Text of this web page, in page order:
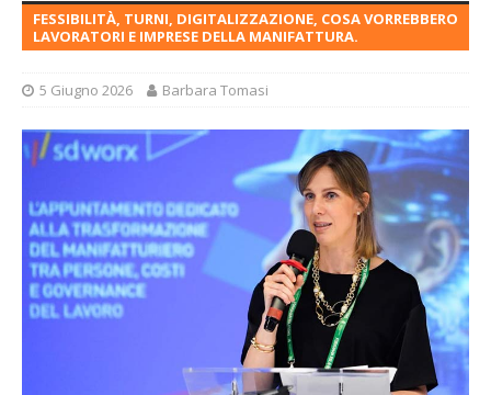
FESSIBILITÀ, TURNI, DIGITALIZZAZIONE, COSA VORREBBERO
LAVORATORI E IMPRESE DELLA MANIFATTURA.
5 Giugno 2026 Barbara Tomasi